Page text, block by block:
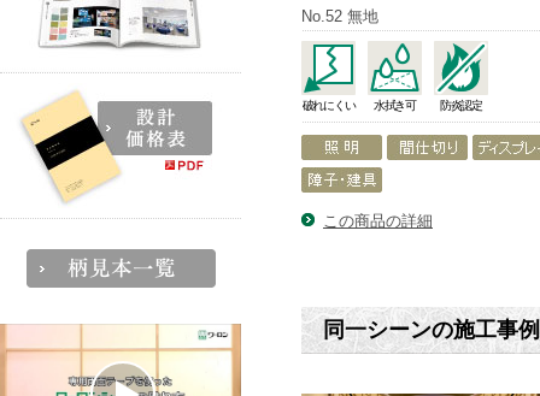
No.52 無地
破れにくい 水拭き可 防炎認定
この商品の詳細
同一シーンの施工事例